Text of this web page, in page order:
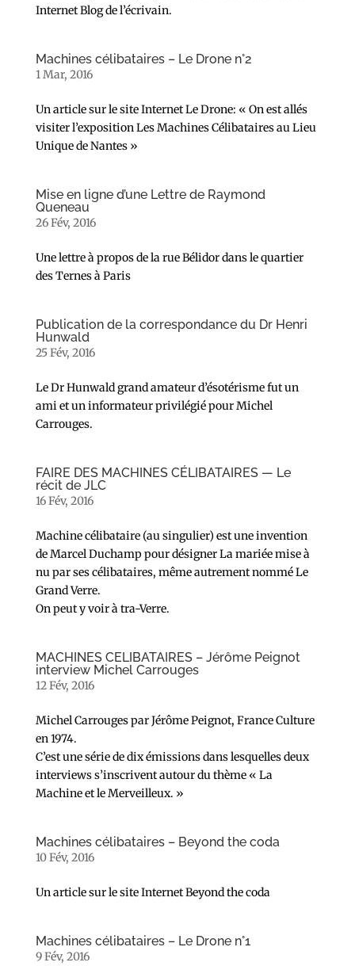
Internet Blog de l’écrivain.
Machines célibataires – Le Drone n°2
1 Mar, 2016
Un article sur le site Internet Le Drone: « On est allés
visiter l’exposition Les Machines Célibataires au Lieu
Unique de Nantes »
Mise en ligne d’une Lettre de Raymond
Queneau
26 Fév, 2016
Une lettre à propos de la rue Bélidor dans le quartier
des Ternes à Paris
Publication de la correspondance du Dr Henri
Hunwald
25 Fév, 2016
Le Dr Hunwald grand amateur d’ésotérisme fut un
ami et un informateur privilégié pour Michel
Carrouges.
FAIRE DES MACHINES CÉLIBATAIRES — Le
récit de JLC
16 Fév, 2016
Machine célibataire (au singulier) est une invention
de Marcel Duchamp pour désigner La mariée mise à
nu par ses célibataires, même autrement nommé Le
Grand Verre.
On peut y voir à tra-Verre.
MACHINES CELIBATAIRES – Jérôme Peignot
interview Michel Carrouges
12 Fév, 2016
Michel Carrouges par Jérôme Peignot, France Culture
en 1974.
C’est une série de dix émissions dans lesquelles deux
interviews s’inscrivent autour du thème « La
Machine et le Merveilleux. »
Machines célibataires – Beyond the coda
10 Fév, 2016
Un article sur le site Internet Beyond the coda
Machines célibataires – Le Drone n°1
9 Fév, 2016